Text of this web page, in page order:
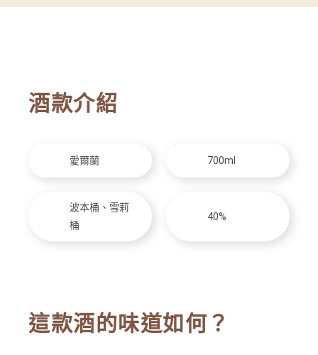
酒款介紹
愛爾蘭 700ml
波本桶、雪莉
桶
40%
這款酒的味道如何？